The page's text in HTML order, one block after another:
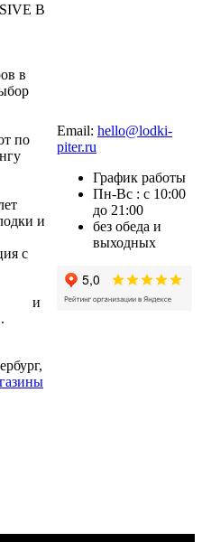
В
в
по
и
с
и
.
Email: hello@lodki-
piter.ru
График работы
Пн-Вс : с 10:00
до 21:00
без обеда и
выходных